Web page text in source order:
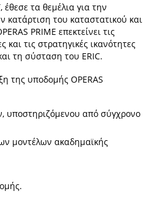
τα θεμέλια για την
του καταστατικού και
PRIME επεκτείνει τις
τις στρατηγικές ικανότητες
τη σύσταση του ERIC.
της υποδομής OPERAS
υποστηριζόμενου από σύγχρονο
μοντέλων ακαδημαϊκής